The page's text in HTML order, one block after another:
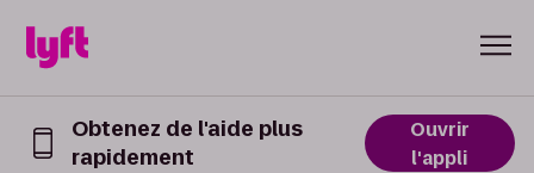
Obtenez de l'aide plus
rapidement
Obtenez
Ouvrir
l'appli